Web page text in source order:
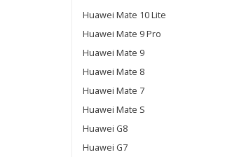
Huawei Mate 10 Lite
Huawei Mate 9 Pro
Huawei Mate 9
Huawei Mate 8
Huawei Mate 7
Huawei Mate S
Huawei G8
Huawei G7